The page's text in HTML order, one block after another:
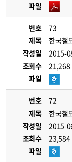
파일
번호
73
제목
한국철
작성일
2015-
조회수
21,268
파일
번호
72
제목
한국철
작성일
2015-
조회수
23,584
파일